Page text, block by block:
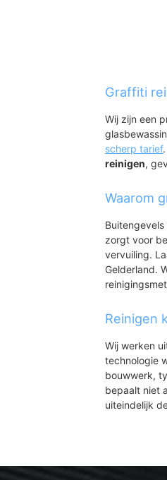
Graffiti
Wij zijn een
scherp tarief
reinigen,
Waarom
zorgt voor
vervuiling.
Gelderland.
Reinigen
Wij werken
technologie
bouwwerk,
bepaalt niet
uiteindelijk